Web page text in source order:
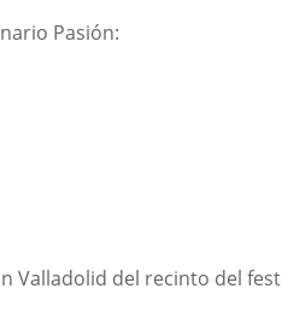
Pasión:
Valladolid del recinto del